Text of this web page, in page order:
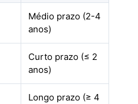
Médio prazo (2-4
anos)
Curto prazo (≤ 2
anos)
Longo prazo (≥ 4